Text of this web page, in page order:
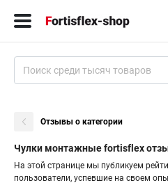
Отзывы о категории
Чулки монтажные fortisflex
На этой странице мы публикуем
пользователи, успевшие на своем